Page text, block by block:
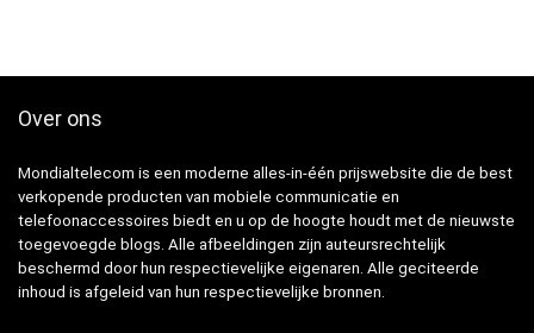
Over ons
Mondialtelecom is een moderne alles-in-één prijswebsite die de best
verkopende producten van mobiele communicatie en
telefoonaccessoires biedt en u op de hoogte houdt met de nieuwste
toegevoegde blogs. Alle afbeeldingen zijn auteursrechtelijk
beschermd door hun respectievelijke eigenaren. Alle geciteerde
inhoud is afgeleid van hun respectievelijke bronnen.